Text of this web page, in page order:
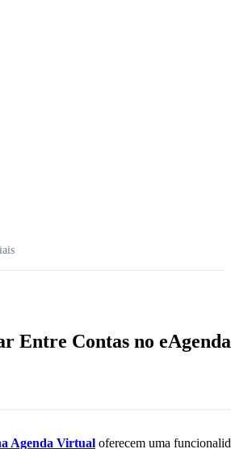
Entre Contas no
Agenda Virtual oferecem uma